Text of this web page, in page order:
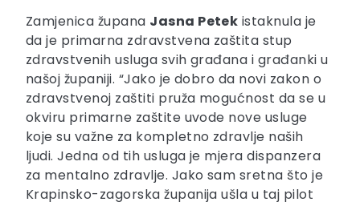
Zamjenica župana Jasna Petek istaknula je
da je primarna zdravstvena zaštita stup
zdravstvenih usluga svih građana i građanki u
našoj županiji. “Jako je dobro da novi zakon o
zdravstvenoj zaštiti pruža mogućnost da se u
okviru primarne zaštite uvode nove usluge
koje su važne za kompletno zdravlje naših
ljudi. Jedna od tih usluga je mjera dispanzera
za mentalno zdravlje. Jako sam sretna što je
Krapinsko-zagorska županija ušla u taj pilot